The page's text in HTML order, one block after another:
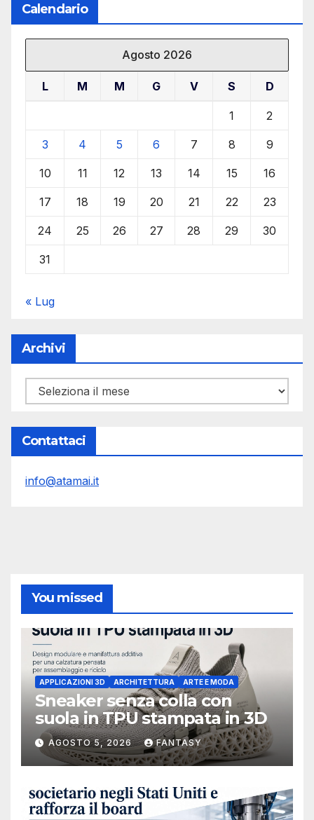
Calendario
Agosto 2026
L M M G V S D
1 2
3 4 5 6 7 8 9
10 11 12 13 14 15 16
17 18 19 20 21 22 23
24 25 26 27 28 29 30
31
« Lug
Archivi
Archivi
Contattaci
info@atamai.it
You missed
APPLICAZIONI 3D ARCHITETTURA ARTE E MODA
Sneaker senza colla con
suola in TPU stampata in 3D
AGOSTO 5, 2026 FANTASY